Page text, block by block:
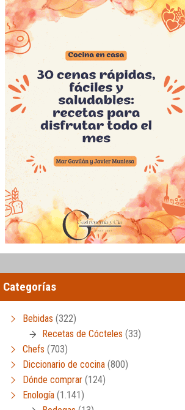
Categorías
Bebidas (322)
Recetas de Cócteles (33)
Chefs (703)
Diccionario de cocina (800)
Dónde comprar (124)
Enología (1.141)